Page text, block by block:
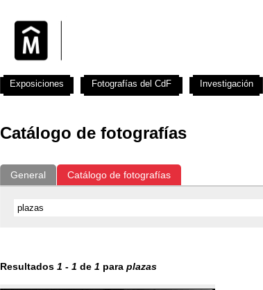
Catálogo de fotografías
General Catálogo de fotografías
Resultados 1 - 1 de 1 para plazas
Exposiciones Fotografías del CdF Investigación